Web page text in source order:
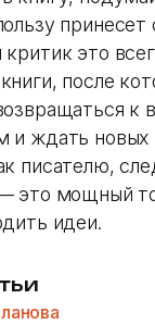
это
после
к
и ждать новых
писателю,
это мощный
идеи.